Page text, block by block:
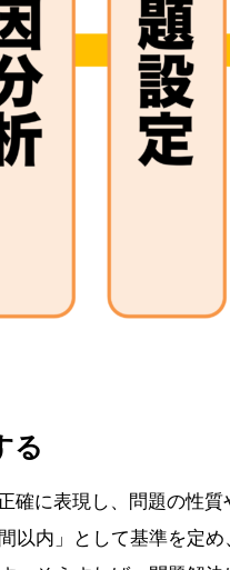
る
に表現し、問題の性
内」として基準を定